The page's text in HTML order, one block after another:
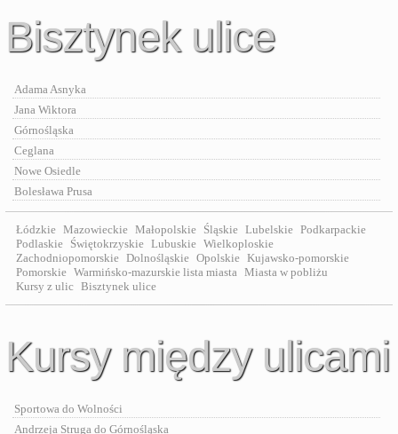
Bisztynek ulice
Adama Asnyka
Jana Wiktora
Górnośląska
Ceglana
Nowe Osiedle
Bolesława Prusa
Łódzkie Mazowieckie Małopolskie Śląskie Lubelskie Podkarpackie
Podlaskie Świętokrzyskie Lubuskie Wielkoploskie
Zachodniopomorskie Dolnośląskie Opolskie Kujawsko-pomorskie
Pomorskie Warmińsko-mazurskie lista miasta Miasta w pobliżu
Kursy z ulic Bisztynek ulice
Kursy między ulicami
Sportowa do Wolności
Andrzeja Struga do Górnośląska